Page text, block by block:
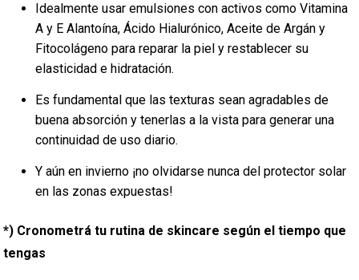
Idealmente usar emulsiones con activos como Vitamina
A y E Alantoína, Ácido Hialurónico, Aceite de Argán y
Fitocolágeno para reparar la piel y restablecer su
elasticidad e hidratación.
Es fundamental que las texturas sean agradables de
buena absorción y tenerlas a la vista para generar una
continuidad de uso diario.
Y aún en invierno ¡no olvidarse nunca del protector solar
en las zonas expuestas!
*) Cronometrá tu rutina de skincare según el tiempo que
tengas